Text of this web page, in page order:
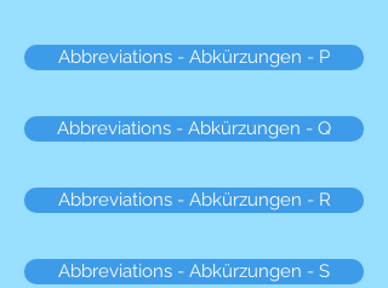
Abbreviations - Abkürzungen - P
Abbreviations - Abkürzungen - Q
Abbreviations - Abkürzungen - R
Abbreviations - Abkürzungen - S